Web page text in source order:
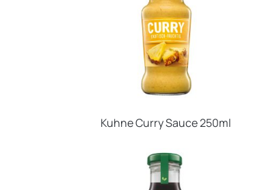
Kuhne Curry Sauce 250ml